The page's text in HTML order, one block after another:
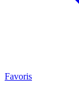
Favoris